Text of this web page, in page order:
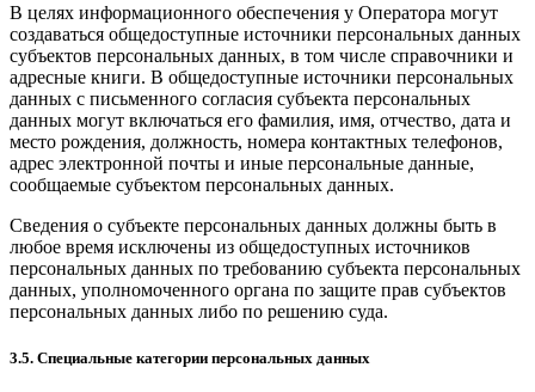
В целях информационного обеспечения у Оператора могут
создаваться общедоступные источники персональных данных
субъектов персональных данных, в том числе справочники и
адресные книги. В общедоступные источники персональных
данных с письменного согласия субъекта персональных
данных могут включаться его фамилия, имя, отчество, дата и
место рождения, должность, номера контактных телефонов,
адрес электронной почты и иные персональные данные,
сообщаемые субъектом персональных данных.
Сведения о субъекте персональных данных должны быть в
любое время исключены из общедоступных источников
персональных данных по требованию субъекта персональных
данных, уполномоченного органа по защите прав субъектов
персональных данных либо по решению суда.
3.5. Специальные категории персональных данных